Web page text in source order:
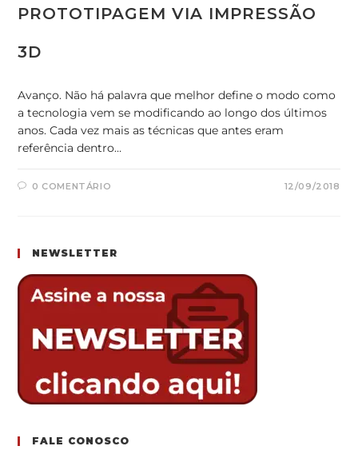
PROTOTIPAGEM VIA IMPRESSÃO
3D
Avanço. Não há palavra que melhor define o modo como
a tecnologia vem se modificando ao longo dos últimos
anos. Cada vez mais as técnicas que antes eram
referência dentro…
0 COMENTÁRIO 12/09/2018
NEWSLETTER
FALE CONOSCO